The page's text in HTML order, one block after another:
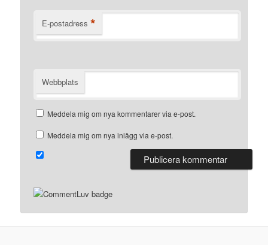
E-postadress *
Webbplats
Meddela mig om nya kommentarer via e-post.
Meddela mig om nya inlägg via e-post.